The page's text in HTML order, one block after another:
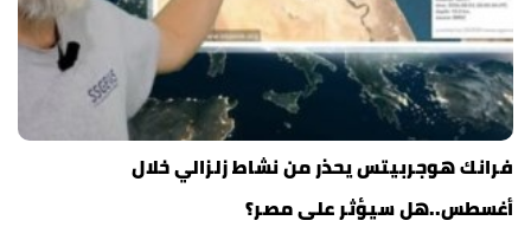
فرانك هوجربيتس يحذر من نشاط زلزالي خلال
أغسطس..هل سيؤثر على مصر؟